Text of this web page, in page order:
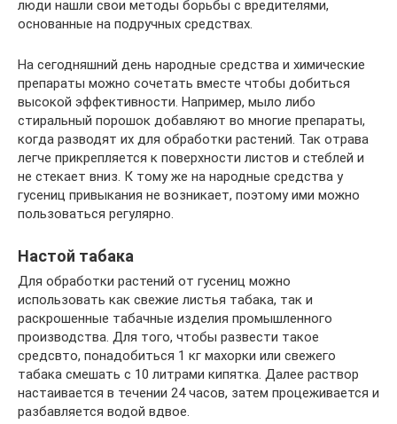
люди нашли свои методы борьбы с вредителями,
основанные на подручных средствах.
На сегодняшний день народные средства и химические
препараты можно сочетать вместе чтобы добиться
высокой эффективности. Например, мыло либо
стиральный порошок добавляют во многие препараты,
когда разводят их для обработки растений. Так отрава
легче прикрепляется к поверхности листов и стеблей и
не стекает вниз. К тому же на народные средства у
гусениц привыкания не возникает, поэтому ими можно
пользоваться регулярно.
Настой табака
Для обработки растений от гусениц можно
использовать как свежие листья табака, так и
раскрошенные табачные изделия промышленного
производства. Для того, чтобы развести такое
средсвто, понадобиться 1 кг махорки или свежего
табака смешать с 10 литрами кипятка. Далее раствор
настаивается в течении 24 часов, затем процеживается и
разбавляется водой вдвое.